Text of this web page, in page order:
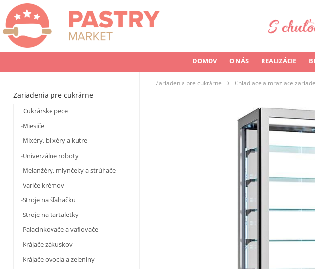
DOMOV O NÁS REALIZÁCIE
Zariadenia pre cukrárne
Cukrárske pece
Miesiče
Mixéry, blixéry a kutre
Univerzálne roboty
Melanžéry, mlynčeky a strúhače
Variče krémov
Stroje na šľahačku
Stroje na tartaletky
Palacinkovače a vaflovače
Krájače zákuskov
Krájače ovocia a zeleniny
Zariadenia pre cukrárne Chladiace a mraziace